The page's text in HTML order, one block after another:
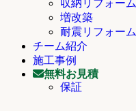
収納リフォーム
増改築
耐震リフォーム
チーム紹介
施工事例
無料お見積
保証